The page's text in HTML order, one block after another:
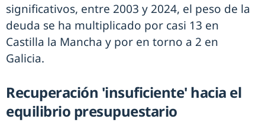
significativos, entre 2003 y 2024, el peso de la
deuda se ha multiplicado por casi 13 en
Castilla la Mancha y por en torno a 2 en
Galicia.
Recuperación 'insuficiente' hacia el
equilibrio presupuestario